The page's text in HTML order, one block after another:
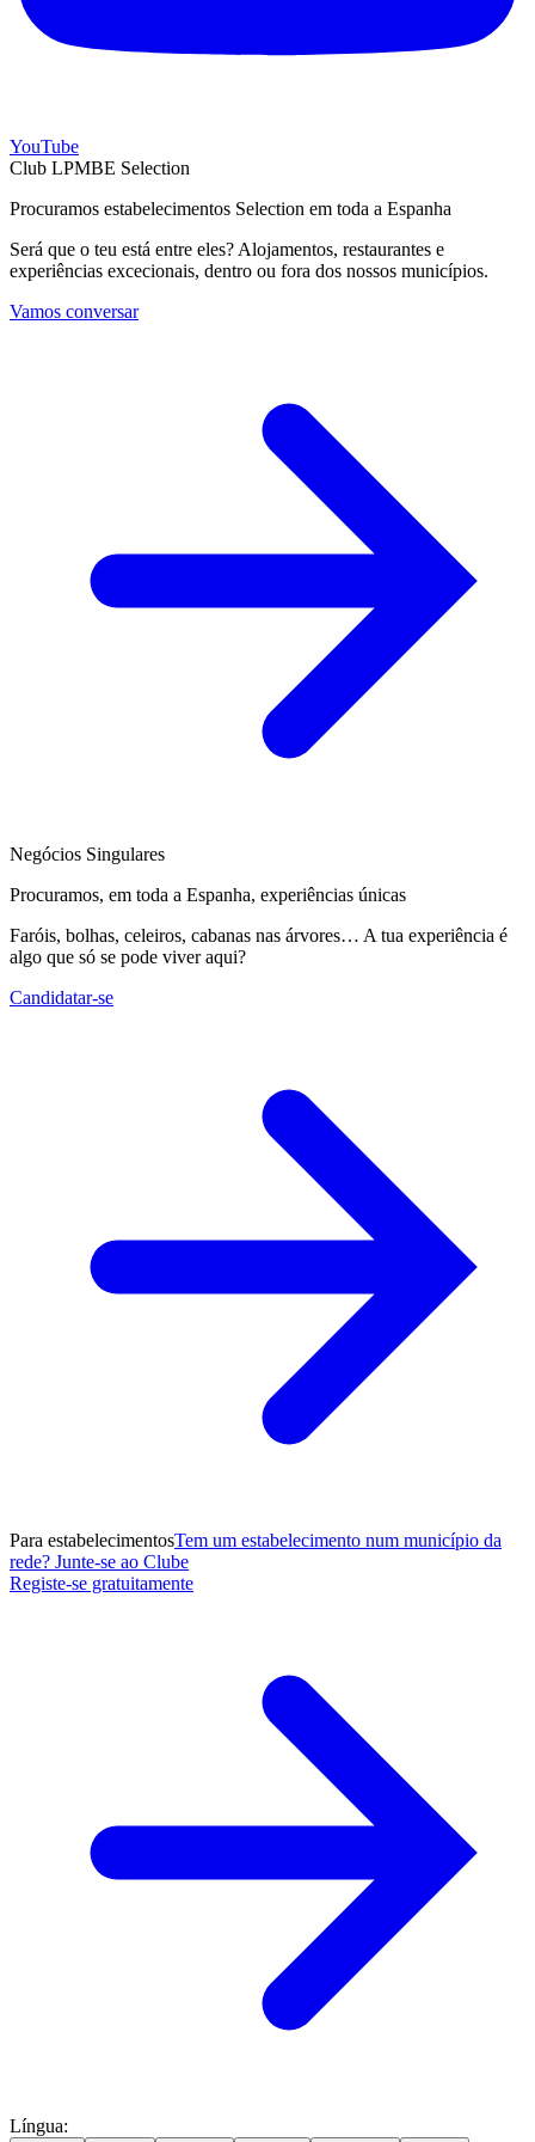
YouTube
Club LPMBE Selection
Procuramos estabelecimentos Selection em toda a Espanha
Será que o teu está entre eles? Alojamentos, restaurantes e
experiências excecionais, dentro ou fora dos nossos municípios.
Vamos conversar
Negócios Singulares
Procuramos, em toda a Espanha, experiências únicas
Faróis, bolhas, celeiros, cabanas nas árvores… A tua experiência é
algo que só se pode viver aqui?
Candidatar-se
Para estabelecimentosTem um estabelecimento num município da
rede? Junte-se ao Clube
Registe-se gratuitamente
Língua: